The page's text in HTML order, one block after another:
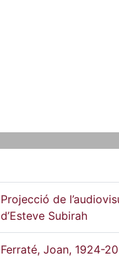
Projecció de
d’Esteve Subirah
Ferraté, Joan, 1924-